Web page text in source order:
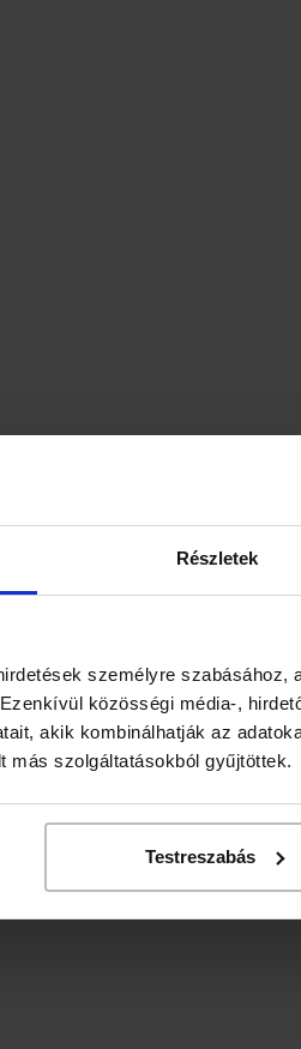
Részletek
személyre
közösségi média-,
akik kombinálhatják az
más szolgáltatásokból gyűjtöttek.
Testreszabás